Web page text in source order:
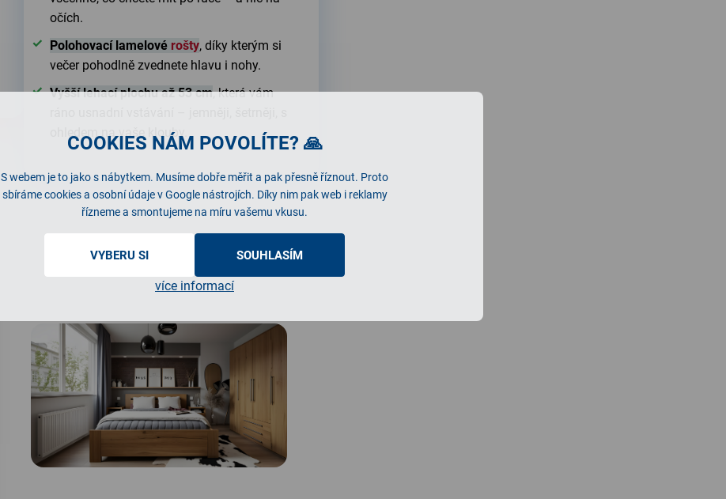
COOKIES NÁM POVOLÍTE? 🙏
S webem je to jako s nábytkem. Musíme dobře měřit a pak přesně říznout. Proto
sbíráme cookies a osobní údaje v Google nástrojích. Díky nim pak web i reklamy
řízneme a smontujeme na míru vašemu vkusu.
VYBERU SI SOUHLASÍM
více informací
očích.
Polohovací lamelové rošty, díky kterým si
večer pohodlně zvednete hlavu i nohy.
Vyšší lehací plochu až 53 cm, která vám
ohledem na vaše klouby.